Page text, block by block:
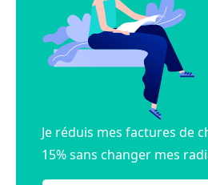
Je réduis mes factures de
15% sans changer mes